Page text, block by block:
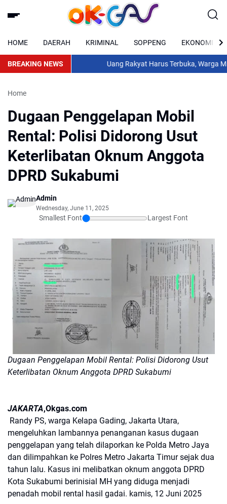
HOME DAERAH KRIMINAL SOPPENG EKONOMI
BREAKING NEWS Uang Rakyat Harus Terbuka, Warga
Home
Dugaan Penggelapan Mobil
Rental: Polisi Didorong Usut
Keterlibatan Oknum Anggota
DPRD Sukabumi
Admin
Wednesday, June 11, 2025
Smallest Font Largest Font
Dugaan Penggelapan Mobil Rental: Polisi Didorong Usut
Keterlibatan Oknum Anggota DPRD Sukabumi
JAKARTA,Okgas.com
Randy PS, warga Kelapa Gading, Jakarta Utara,
mengeluhkan lambannya penanganan kasus dugaan
penggelapan yang telah dilaporkan ke Polda Metro Jaya
dan dilimpahkan ke Polres Metro Jakarta Timur sejak dua
tahun lalu. Kasus ini melibatkan oknum anggota DPRD
Kota Sukabumi berinisial MH yang diduga menjadi
penadah mobil rental hasil gadai. kamis, 12 Juni 2025